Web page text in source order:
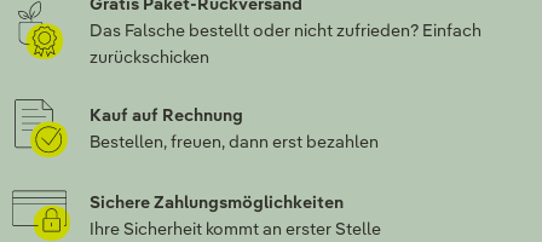
Das Falsche bestellt oder nicht zufrieden? Einfach
zurückschicken
Kauf auf Rechnung
Bestellen, freuen, dann erst bezahlen
Sichere Zahlungsmöglichkeiten
Ihre Sicherheit kommt an erster Stelle